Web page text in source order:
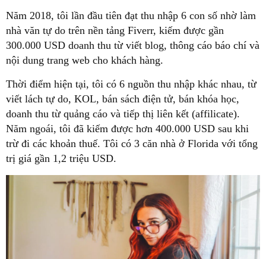
Năm 2018, tôi lần đầu tiên đạt thu nhập 6 con số nhờ làm
nhà văn tự do trên nền tảng Fiverr, kiếm được gần
300.000 USD doanh thu từ viết blog, thông cáo báo chí và
nội dung trang web cho khách hàng.
Thời điểm hiện tại, tôi có 6 nguồn thu nhập khác nhau, từ
viết lách tự do, KOL, bán sách điện tử, bán khóa học,
doanh thu từ quảng cáo và tiếp thị liên kết (affilicate).
Năm ngoái, tôi đã kiếm được hơn 400.000 USD sau khi
trừ đi các khoản thuế. Tôi có 3 căn nhà ở Florida với tổng
trị giá gần 1,2 triệu USD.